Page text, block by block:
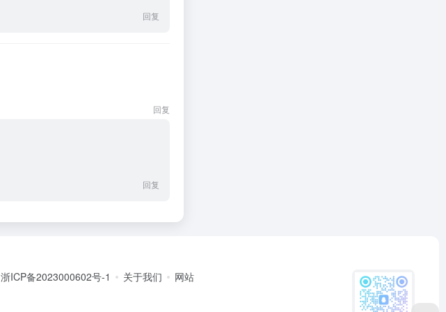
回复
回复
回复
浙ICP备2023000602号-1 关于我们
网站